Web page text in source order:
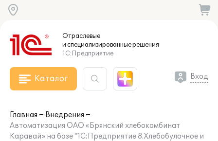
Отраслевые
и специализированныерешения
1С:Предприятие
Каталог Вход
Главная
Внедрения
Автоматизация ОАО «Брянский хлебокомбинат
Каравай» на базе "1С:Предприятие 8.Хлебобулочное и